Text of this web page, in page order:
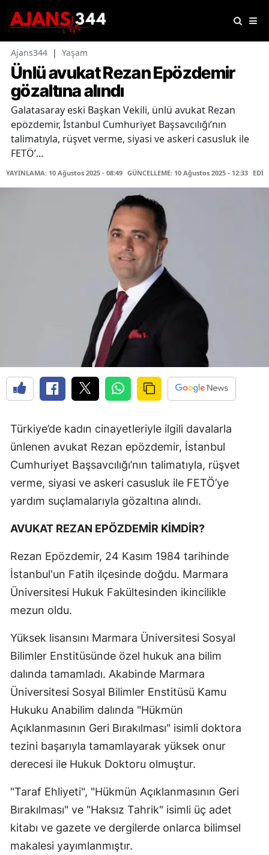
Ajans344 | Yaşam
Ünlü avukat Rezan Epözdemir
gözaltına alındı
Galatasaray eski Başkan Vekili, ünlü avukat Rezan
epözdemir, İstanbul Cumhuriyet Başsavcılığı’nın
talimatıyla, rüşvet verme, siyasi ve askeri casusluk ile
FETÖ’...
YAYINLAMA: 10 Ağustos 2025 - 08:49 GÜNCELLEME: 10 Ağustos 2025 - 12:33
Türkiye’de kadın cinayetleriyle ilgili davalarla
ünlenen avukat Rezan epözdemir, İstanbul
Cumhuriyet Başsavcılığı’nın talimatıyla, rüşvet
verme, siyasi ve askeri casusluk ile FETÖ’ye
yardım suçlamalarıyla gözaltına alındı.
AVUKAT REZAN EPÖZDEMİR KİMDİR?
Rezan Epözdemir, 24 Kasım 1984 tarihinde
İstanbul'un Fatih ilçesinde doğdu. Marmara
Üniversitesi Hukuk Fakültesinden ikincilikle
mezun oldu.
Yüksek lisansını Marmara Üniversitesi Sosyal
Bilimler Enstitüsünde özel hukuk ana bilim
dalında tamamladı. Akabinde Marmara
Üniversitesi Sosyal Bilimler Enstitüsü Kamu
Hukuku Anabilim dalında "Hükmün
Açıklanmasının Geri Bırakılması" isimli doktora
tezini başarıyla tamamlayarak yüksek onur
derecesi ile Hukuk Doktoru olmuştur.
"Taraf Ehliyeti", "Hükmün Açıklanmasının Geri
Bırakılması" ve "Haksız Tahrik" isimli üç adet
kitabı ve gazete ve dergilerde onlarca bilimsel
makalesi yayımlanmıştır.